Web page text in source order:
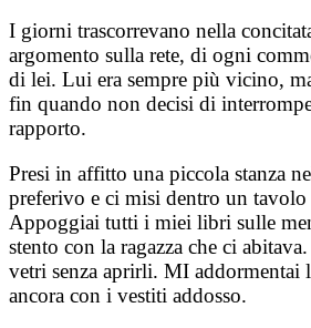
I giorni trascorrevano nella
argomento sulla rete, di ogni
di lei. Lui era sempre più vicino,
fin quando non decisi di
rapporto.
Presi in affitto una piccola stanza
preferivo e ci misi dentro un tavolo
Appoggiai tutti i miei libri sulle
stento con la ragazza che ci
vetri senza aprirli. MI addormentai
ancora con i vestiti addosso.